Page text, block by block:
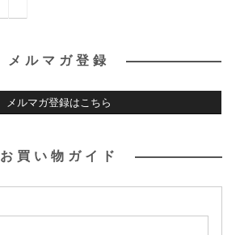
メルマガ登録
メルマガ登録はこちら
お買い物ガイド